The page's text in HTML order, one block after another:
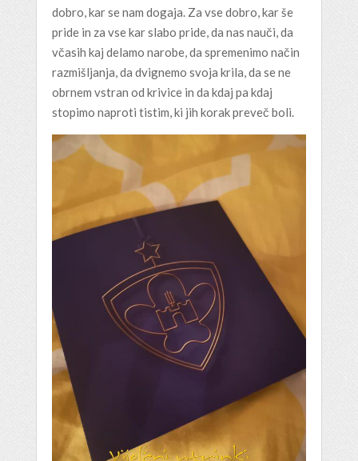
dobro, kar se nam dogaja. Za vse dobro, kar še
pride in za vse kar slabo pride, da nas nauči, da
včasih kaj delamo narobe, da spremenimo način
razmišljanja, da dvignemo svoja krila, da se ne
obrnem vstran od krivice in da kdaj pa kdaj
stopimo naproti tistim, ki jih korak preveč boli.